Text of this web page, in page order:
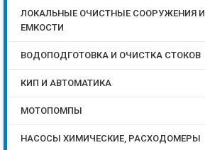
ЛОКАЛЬНЫЕ ОЧИСТНЫЕ СООРУЖЕНИЯ И
ЕМКОСТИ
ВОДОПОДГОТОВКА И ОЧИСТКА СТОКОВ
КИП И АВТОМАТИКА
МОТОПОМПЫ
НАСОСЫ ХИМИЧЕСКИЕ, РАСХОДОМЕРЫ